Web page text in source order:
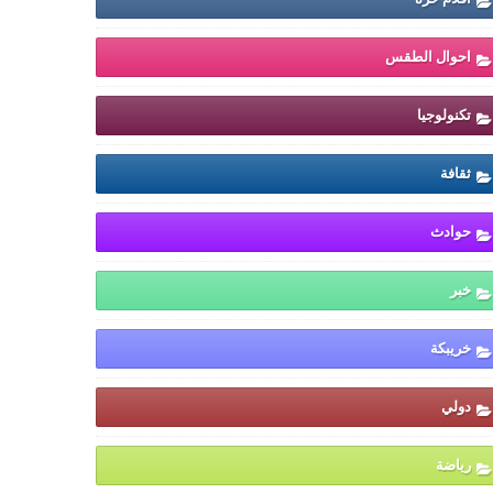
احوال الطقس
تكنولوجيا
ثقافة
حوادث
خبر
خريبكة
دولي
رياضة